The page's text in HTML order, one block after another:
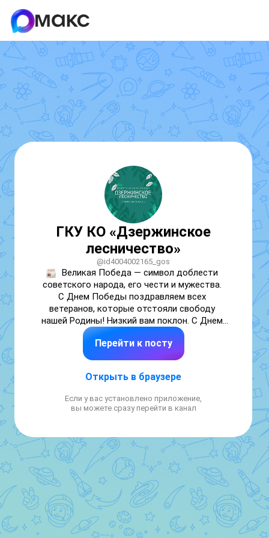
ГКУ КО «Дзержинское
лесничество»
@id4004002165_gos
Великая Победа — символ доблести
советского народа, его чести и мужества.
С Днем Победы поздравляем всех
ветеранов, которые отстояли свободу
нашей Родины! Низкий вам поклон. С Днем
Победы поздравляем и всех остальных
людей, родившихся под мирным небом —
всех, кому завещано нести через года
Пусть ваша жизнь будет безоблачной
и уверенности в завтрашнем дне!
Перейти к посту
Открыть в браузере
Если у вас установлено приложение,
вы можете сразу перейти в канал